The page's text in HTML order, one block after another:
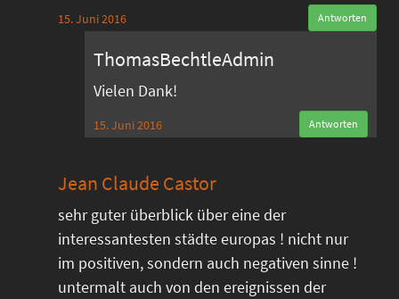
15. Juni 2016 Antworten
ThomasBechtleAdmin
Vielen Dank!
15. Juni 2016 Antworten
Jean Claude Castor
sehr guter überblick über eine der
interessantesten städte europas ! nicht nur
im positiven, sondern auch negativen sinne !
untermalt auch von den ereignissen der